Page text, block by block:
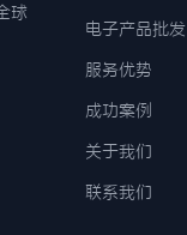
球
电子产品批发
服务优势
成功案例
关于我们
联系我们